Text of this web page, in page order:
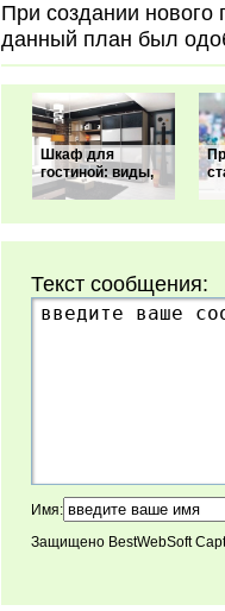
При создании
данный план был
Шкаф для
гостиной: виды,
Текст сообщения:
Имя:
Защищено BestWebSoft